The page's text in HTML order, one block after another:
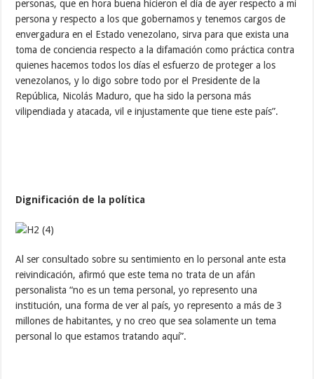
personas, que en hora buena hicieron el día de ayer respecto a mi
persona y respecto a los que gobernamos y tenemos cargos de
envergadura en el Estado venezolano, sirva para que exista una
toma de conciencia respecto a la difamación como práctica contra
quienes hacemos todos los días el esfuerzo de proteger a los
venezolanos, y lo digo sobre todo por el Presidente de la
República, Nicolás Maduro, que ha sido la persona más
vilipendiada y atacada, vil e injustamente que tiene este país”.
Dignificación de la política
Al ser consultado sobre su sentimiento en lo personal ante esta
reivindicación, afirmó que este tema no trata de un afán
personalista “no es un tema personal, yo represento una
institución, una forma de ver al país, yo represento a más de 3
millones de habitantes, y no creo que sea solamente un tema
personal lo que estamos tratando aquí”.